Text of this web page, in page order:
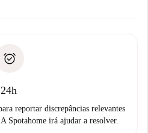
reportar discrepâncias relevantes
Spotahome irá ajudar a resolver.